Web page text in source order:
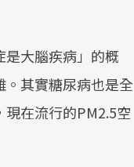
大腦疾病」的概
其實糖尿病也是全
在流行的PM2.5空